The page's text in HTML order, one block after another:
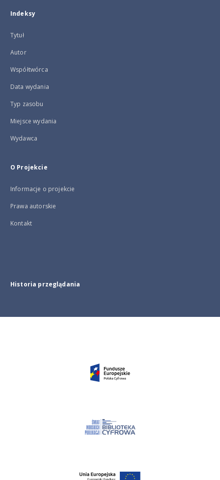
Indeksy
Tytuł
Autor
Współtwórca
Data wydania
Typ zasobu
Miejsce wydania
Wydawca
O Projekcie
Informacje o projekcie
Prawa autorskie
Kontakt
Historia przeglądania